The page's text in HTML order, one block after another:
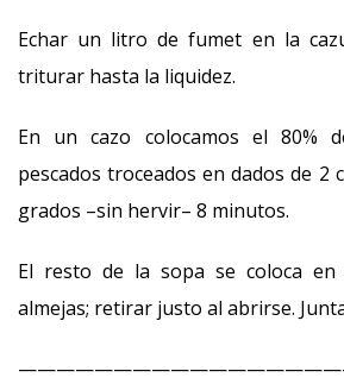
Echar un litro de fumet en la
triturar hasta la liquidez.
En un cazo colocamos el 80%
pescados troceados en dados de 2
grados –sin hervir– 8 minutos.
El resto de la sopa se coloca
almejas; retirar justo al abrirse.